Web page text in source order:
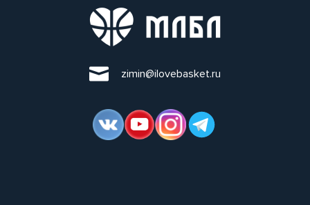
zimin@ilovebasket.ru